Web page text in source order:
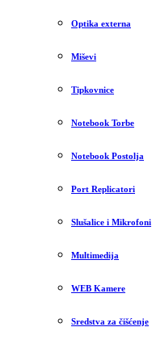
Optika externa
Miševi
Tipkovnice
Notebook Torbe
Notebook Postolja
Port Replicatori
Slušalice i Mikrofoni
Multimedija
WEB Kamere
Sredstva za čišćenje